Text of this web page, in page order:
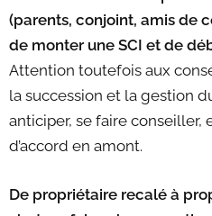
(parents, conjoint, amis de
de monter une SCI et de
Attention toutefois aux
la succession et la gestion
anticiper, se faire
d’accord en amont.
De propriétaire recalé à